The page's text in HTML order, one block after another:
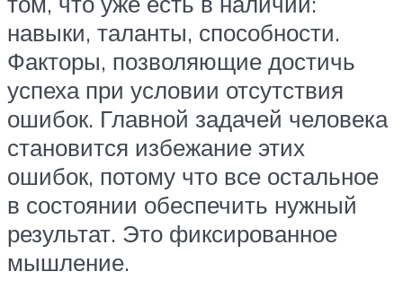
навыки, таланты, способности.
Факторы, позволяющие достичь
успеха при условии отсутствия
ошибок. Главной задачей человека
становится избежание этих
ошибок, потому что все остальное
в состоянии обеспечить нужный
результат. Это фиксированное
мышление.